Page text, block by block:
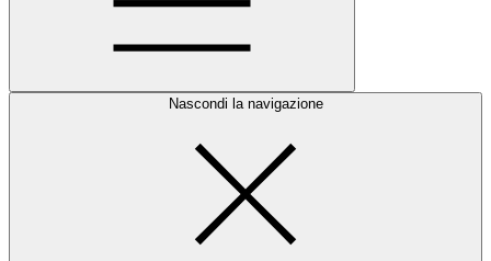
Nascondi la navigazione